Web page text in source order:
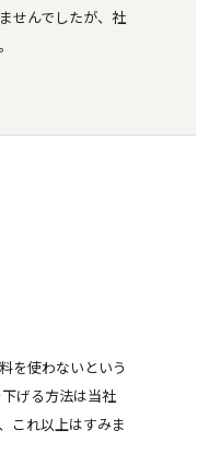
せんでしたが、社
を使わないという
げる方法は当社
これ以上はすみま